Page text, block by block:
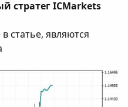
стратег ICMarkets
статье, являются